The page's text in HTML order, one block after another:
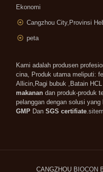
Ekonomi
Cangzhou City,Provinsi
peta
Kami adalah produsen
cina, Produk utama meliputi:
Allicin,Ragi bubuk ,Batain HCL
makanan dan produk-produk
pelanggan dengan solusi
GMP Dan SGS certifiate.
CANGZHOU BIOCON